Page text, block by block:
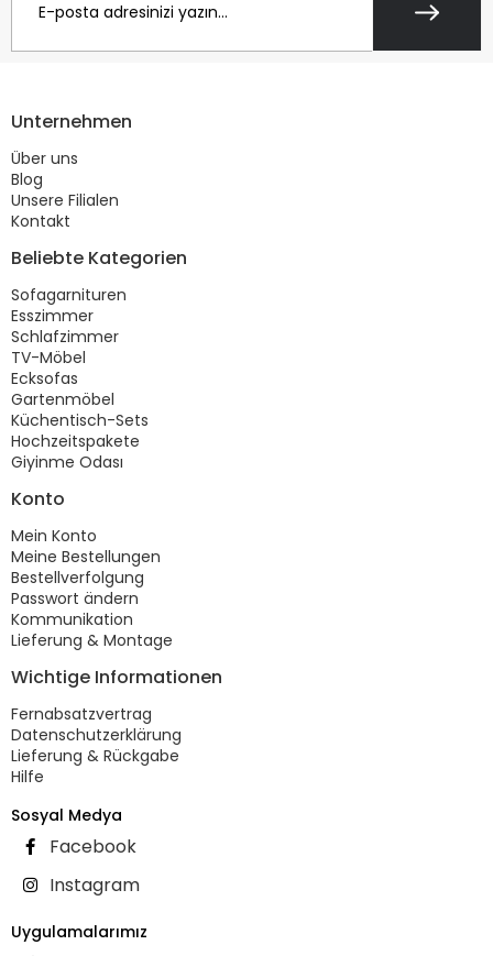
Unternehmen
Über uns
Blog
Unsere Filialen
Kontakt
Beliebte Kategorien
Sofagarnituren
Esszimmer
Schlafzimmer
TV-Möbel
Ecksofas
Gartenmöbel
Küchentisch-Sets
Hochzeitspakete
Giyinme Odası
Konto
Mein Konto
Meine Bestellungen
Bestellverfolgung
Passwort ändern
Kommunikation
Lieferung & Montage
Wichtige Informationen
Fernabsatzvertrag
Datenschutzerklärung
Lieferung & Rückgabe
Hilfe
Sosyal Medya
Facebook
Instagram
Uygulamalarımız